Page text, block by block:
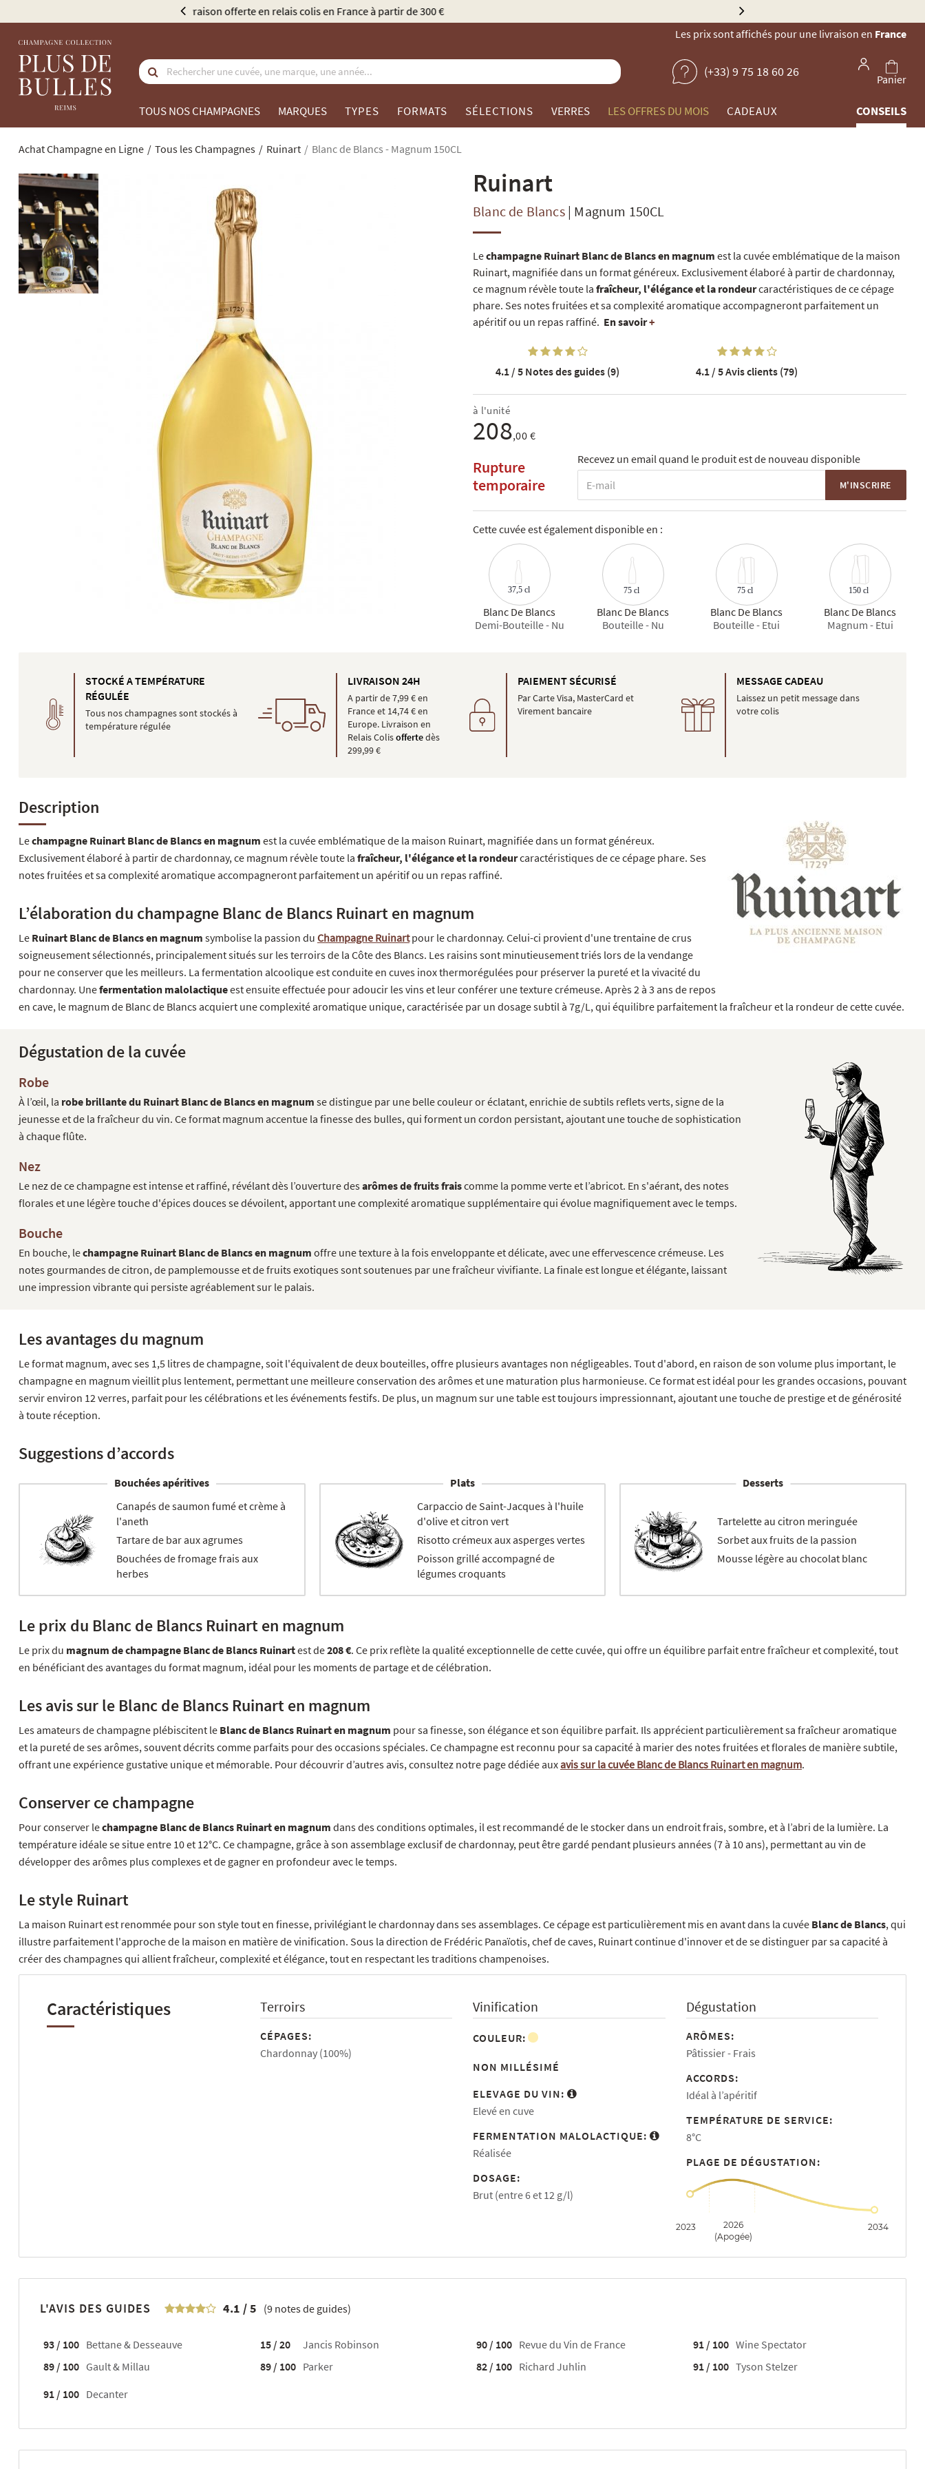
Élu Meilleur Caviste Champagne par Gault & Millau
Les prix sont affichés pour une livraison en France
(+33) 9 75 18 60 26
Panier
TOUS NOS CHAMPAGNES MARQUES TYPES FORMATS SÉLECTIONS VERRES LES OFFRES DU MOIS CADEAUX CONSEILS
Achat Champagne en Ligne Tous les Champagnes Ruinart Blanc de Blancs - Magnum 150CL
Ruinart
Blanc de Blancs| Magnum 150CL
Lechampagne Ruinart Blanc de Blancs en magnum est la cuvée emblématique de la maison
Ruinart, magnifiée dans un format généreux. Exclusivement élaboré à partir de chardonnay,
ce magnum révèle toute la fraîcheur, l'élégance et la rondeurcaractéristiques de ce cépage
phare. Ses notes fruitées et sa complexité aromatique accompagneront parfaitement un
apéritif ou un repas raffiné. En savoir+
4.1 / 5Notes des guides (9) 4.1 / 5Avis clients (79)
à l'unité
208,00 €
Rupture
temporaire
Recevez un email quand le produit est de nouveau disponible
M'INSCRIRE
Cette cuvée est également disponible en :
37,5 cl
Blanc De Blancs
Demi-Bouteille - Nu
75 cl
Blanc De Blancs
Bouteille - Nu
75 cl
Blanc De Blancs
Bouteille - Etui
150 cl
Blanc De Blancs
Magnum - Etui
STOCKÉ A TEMPÉRATURE
RÉGULÉE
Tous nos champagnes sont stockés à
température régulée
LIVRAISON 24H
A partir de 7,99 € en
France et 14,74 € en
Europe. Livraison en
Relais Colisoffertedès
299,99 €
PAIEMENT SÉCURISÉ
Par Carte Visa, MasterCard et
Virement bancaire
MESSAGE CADEAU
Laissez un petit message dans
votre colis
Description
Lechampagne Ruinart Blanc de Blancs en magnum est la cuvée emblématique de la maison Ruinart, magnifiée dans un format généreux.
Exclusivement élaboré à partir de chardonnay, ce magnum révèle toute la fraîcheur, l'élégance et la rondeurcaractéristiques de ce cépage phare. Ses
notes fruitées et sa complexité aromatique accompagneront parfaitement un apéritif ou un repas raffiné.
L’élaboration du champagne Blanc de Blancs Ruinart en magnum
Le Ruinart Blanc de Blancs en magnum symbolise la passion du Champagne Ruinartpour le chardonnay. Celui-ci provient d'une trentaine de crus
soigneusement sélectionnés, principalement situés sur les terroirs de la Côte des Blancs. Les raisins sont minutieusement triés lors de la vendange
pour ne conserver que les meilleurs. La fermentation alcoolique est conduite en cuves inox thermorégulées pour préserver la pureté et la vivacité du
chardonnay. Unefermentation malolactiqueest ensuite effectuée pour adoucir les vins et leur conférer une texture crémeuse. Après 2 à 3 ans de repos
en cave, le magnum de Blanc de Blancs acquiert une complexité aromatique unique, caractérisée par un dosage subtil à 7g/L, qui équilibre parfaitement la fraîcheur et la rondeur de cette cuvée.
Dégustation de la cuvée
Robe
À l’œil, la robe brillante du Ruinart Blanc de Blancs en magnum se distingue par une belle couleur or éclatant, enrichie de subtils reflets verts, signe de la
jeunesse et de la fraîcheur du vin. Ce format magnum accentue la finesse des bulles, qui forment un cordon persistant, ajoutant une touche de sophistication
à chaque flûte.
Nez
Le nez de ce champagne est intense et raffiné, révélant dès l’ouverture desarômes de fruits fraiscomme la pomme verte et l’abricot. En s'aérant, des notes
florales et une légère touche d'épices douces se dévoilent, apportant une complexité aromatique supplémentaire qui évolue magnifiquement avec le temps.
Bouche
En bouche, lechampagne Ruinart Blanc de Blancs en magnum offre une texture à la fois enveloppante et délicate, avec une effervescence crémeuse. Les
notes gourmandes de citron, de pamplemousse et de fruits exotiques sont soutenues par une fraîcheur vivifiante. La finale est longue et élégante, laissant
une impression vibrante qui persiste agréablement sur le palais.
Les avantages du magnum
Le format magnum, avec ses 1,5 litres de champagne, soit l'équivalent de deux bouteilles, offre plusieurs avantages non négligeables. Tout d'abord, en raison de son volume plus important, le
champagne en magnum vieillit plus lentement, permettant une meilleure conservation des arômes et une maturation plus harmonieuse. Ce format est idéal pour les grandes occasions, pouvant
servir environ 12 verres, parfait pour les célébrations et les événements festifs. De plus, un magnum sur une table est toujours impressionnant, ajoutant une touche de prestige et de générosité
à toute réception.
Suggestions d’accords
Bouchées apéritives
Canapés de saumon fumé et crème à
l'aneth
Tartare de bar aux agrumes
Bouchées de fromage frais aux
herbes
Plats
Carpaccio de Saint-Jacques à l'huile
d'olive et citron vert
Risotto crémeux aux asperges vertes
Poisson grillé accompagné de
légumes croquants
Desserts
Tartelette au citron meringuée
Sorbet aux fruits de la passion
Mousse légère au chocolat blanc
Le prix du Blanc de Blancs Ruinart en magnum
Le prix du magnum de champagne Blanc de Blancs Ruinartest de208 €. Ce prix reflète la qualité exceptionnelle de cette cuvée, qui offre un équilibre parfait entre fraîcheur et complexité, tout
en bénéficiant des avantages du format magnum, idéal pour les moments de partage et de célébration.
Les avis sur le Blanc de Blancs Ruinart en magnum
Les amateurs de champagne plébiscitent le Blanc de Blancs Ruinart en magnum pour sa finesse, son élégance et son équilibre parfait. Ils apprécient particulièrement sa fraîcheur aromatique
et la pureté de ses arômes, souvent décrits comme parfaits pour des occasions spéciales. Ce champagne est reconnu pour sa capacité à marier des notes fruitées et florales de manière subtile,
offrant une expérience gustative unique et mémorable. Pour découvrir d’autres avis, consultez notre page dédiée auxavis sur la cuvée Blanc de Blancs Ruinart en magnum.
Conserver ce champagne
Pour conserver lechampagne Blanc de Blancs Ruinart en magnum dans des conditions optimales, il est recommandé de le stocker dans un endroit frais, sombre, et à l’abri de la lumière. La
température idéale se situe entre 10 et 12°C. Ce champagne, grâce à son assemblage exclusif de chardonnay, peut être gardé pendant plusieurs années (7 à 10 ans), permettant au vin de
développer des arômes plus complexes et de gagner en profondeur avec le temps.
Le style Ruinart
La maison Ruinart est renommée pour son style tout en finesse, privilégiant le chardonnay dans ses assemblages. Ce cépage est particulièrement mis en avant dans la cuvée Blanc de Blancs, qui
illustre parfaitement l'approche de la maison en matière de vinification. Sous la direction de Frédéric Panaïotis, chef de caves, Ruinart continue d'innover et de se distinguer par sa capacité à
créer des champagnes qui allient fraîcheur, complexité et élégance, tout en respectant les traditions champenoises.
Caractéristiques Terroirs
CÉPAGES:
Chardonnay (100%)
Vinification
COULEUR:
NON MILLÉSIMÉ
ELEVAGE DU VIN:
Elevé en cuve
FERMENTATION MALOLACTIQUE:
Réalisée
DOSAGE:
Brut (entre 6 et 12 g/l)
Dégustation
ARÔMES:
Pâtissier
Frais
ACCORDS:
Idéal à l’apéritif
TEMPÉRATURE DE SERVICE:
8°C
PLAGE DE DÉGUSTATION:
2023
2026
(Apogée)
2034
L'AVIS DES GUIDES 4.1 /5 (9 notes de guides)
93 / 100 Bettane & Desseauve
89 / 100 Gault & Millau
15 / 20
Jancis Robinson
89 / 100 Parker
90 / 100 Revue du Vin de France
82 / 100 Richard Juhlin
91 / 100 Wine Spectator
91 / 100 Tyson Stelzer
91 / 100 Decanter